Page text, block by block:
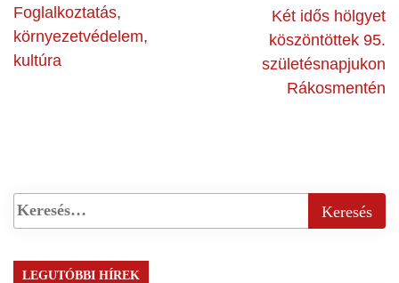
Foglalkoztatás,
környezetvédelem,
kultúra
Két idős hölgyet
köszöntöttek 95.
születésnapjukon
Rákosmentén
LEGUTÓBBI HÍREK